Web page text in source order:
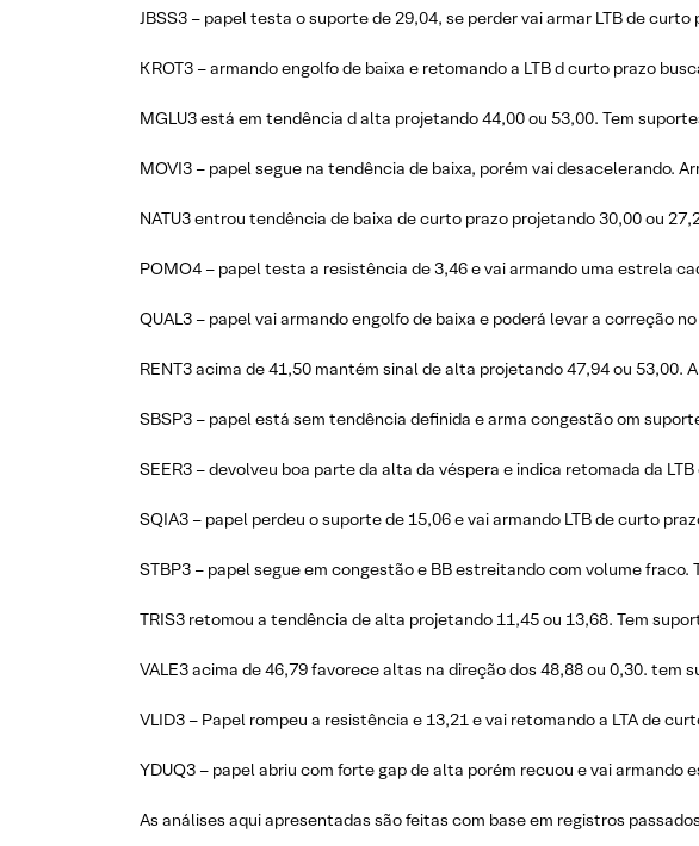
JBSS3 – papel testa o suporte de 29,04, se perder vai armar LTB de
KROT3 – armando engolfo de baixa e retomando a LTB d curto prazo
MGLU3 está em tendência d alta projetando 44,00 ou 53,00. Tem
MOVI3 – papel segue na tendência de baixa, porém vai desacelerando.
NATU3 entrou tendência de baixa de curto prazo projetando 30,00 ou
POMO4 – papel testa a resistência de 3,46 e vai armando uma estrela
QUAL3 – papel vai armando engolfo de baixa e poderá levar a correção
RENT3 acima de 41,50 mantém sinal de alta projetando 47,94 ou 53,00.
SBSP3 – papel está sem tendência definida e arma congestão om
SEER3 – devolveu boa parte da alta da véspera e indica retomada da
SQIA3 – papel perdeu o suporte de 15,06 e vai armando LTB de curto
STBP3 – papel segue em congestão e BB estreitando com volume
TRIS3 retomou a tendência de alta projetando 11,45 ou 13,68. Tem
VALE3 acima de 46,79 favorece altas na direção dos 48,88 ou 0,30. tem
VLID3 – Papel rompeu a resistência e 13,21 e vai retomando a LTA de
YDUQ3 – papel abriu com forte gap de alta porém recuou e vai
As análises aqui apresentadas são feitas com base em registros